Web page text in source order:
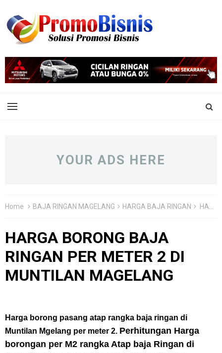
YOUR ADS HERE
Home BAJA RINGAN MAGELANG HARGA BAJA RINGAN HARGA BORONG BAJA RINGAN PER METER 2 DI MUNTILAN MAGELANG
HARGA BORONG BAJA
RINGAN PER METER 2 DI
MUNTILAN MAGELANG
Harga borong pasang atap rangka baja ringan di
Muntilan Mgelang per meter 2. Perhitungan Harga
borongan per M2 rangka Atap baja Ringan di